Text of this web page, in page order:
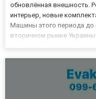
обновлённая внешность.
интерьер, новые
Машины этого периода до
вторичном рынке